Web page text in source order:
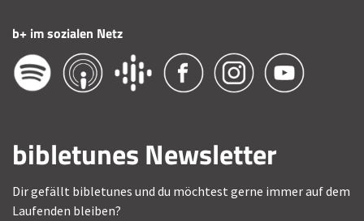
b+ im sozialen Netz
bibletunes Newsletter
Dir gefällt bibletunes und du möchtest gerne immer auf dem
Laufenden bleiben?